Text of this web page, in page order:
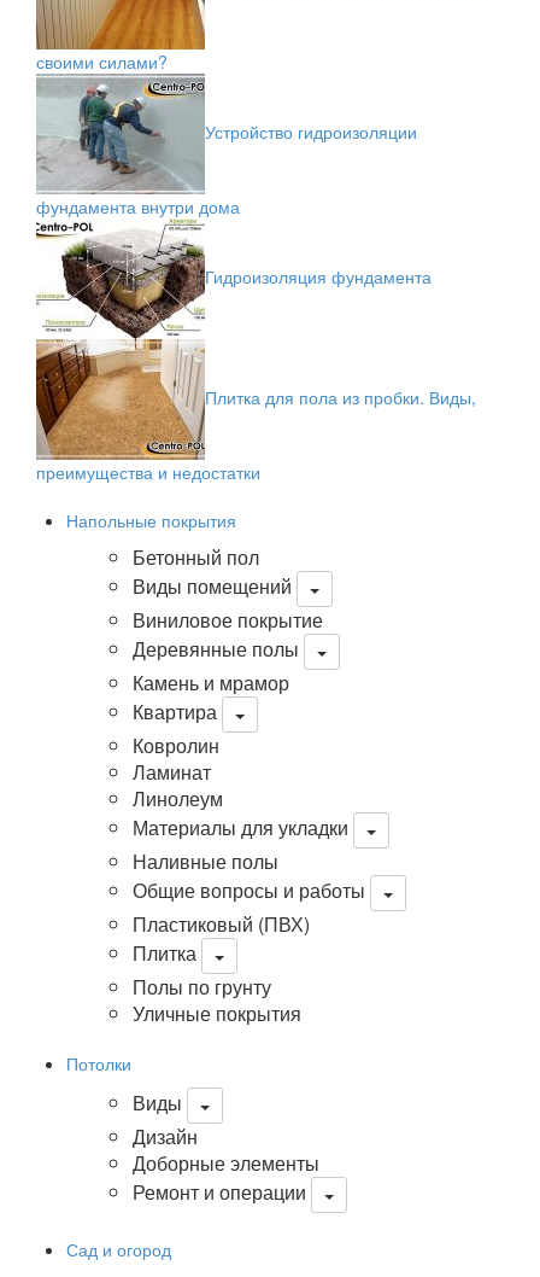
своими силами?
Устройство гидроизоляции
фундамента внутри дома
Гидроизоляция фундамента
Плитка для пола из пробки. Виды,
преимущества и недостатки
Напольные покрытия
Бетонный пол
Виды помещений
Виниловое покрытие
Деревянные полы
Камень и мрамор
Квартира
Ковролин
Ламинат
Линолеум
Материалы для укладки
Наливные полы
Общие вопросы и работы
Пластиковый (ПВХ)
Плитка
Полы по грунту
Уличные покрытия
Потолки
Виды
Дизайн
Доборные элементы
Ремонт и операции
Сад и огород